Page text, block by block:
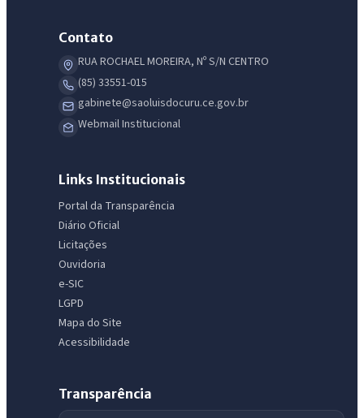
Contato
RUA ROCHAEL MOREIRA, Nº S/N CENTRO
(85) 33551-015
gabinete@saoluisdocuru.ce.gov.br
Webmail Institucional
Links Institucionais
Portal da Transparência
Diário Oficial
Licitações
Ouvidoria
e-SIC
LGPD
Mapa do Site
Acessibilidade
Transparência